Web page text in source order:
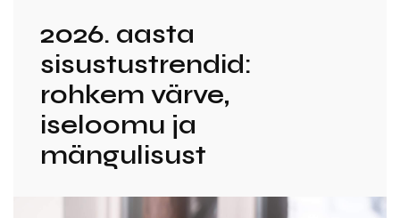
2026. aasta
sisustustrendid:
rohkem värve,
iseloomu ja
mängulisust